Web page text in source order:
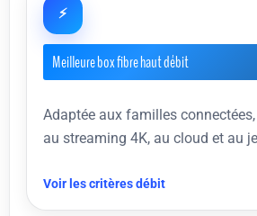
⚡
Meilleure box fibre haut débit
Adaptée aux familles
au streaming 4K, au cloud et au
Voir les critères débit